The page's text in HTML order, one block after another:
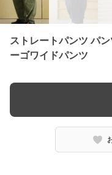
ストレートパンツ パ
ーゴワイドパンツ